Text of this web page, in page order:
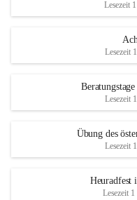
Lesezeit
Lesezeit
Lesezeit
Übung des
Lesezeit
Heuradfest
Lesezeit